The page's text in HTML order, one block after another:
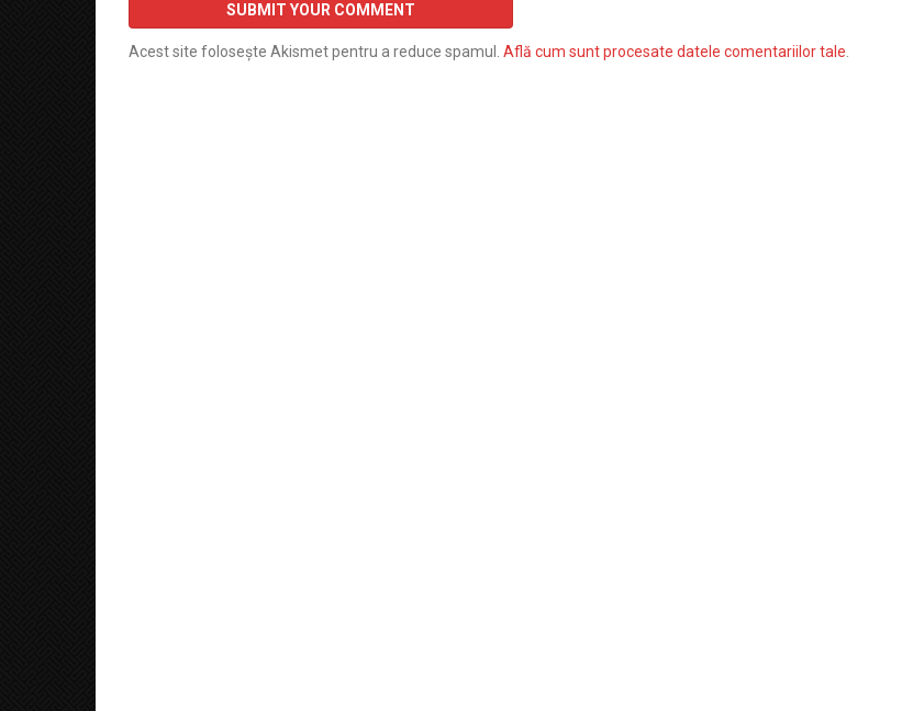
Acest site folosește Akismet pentru a reduce spamul. Află cum sunt procesate datele comentariilor tale